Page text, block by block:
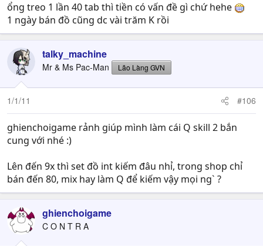
ổng treo 1 lần 40 tab thì tiền có vấn đề gì chứ hehe
1 ngày bán đồ cũng dc vài trăm K rồi
talky_machine
Mr & Ms Pac-Man Lão Làng GVN
1/1/11 #106
ghienchoigame rảnh giúp mình làm cái Q skill 2 bắn
cung với nhé :)
Lên đến 9x thì set đồ int kiếm đâu nhỉ, trong shop chỉ
bán đến 80, mix hay làm Q để kiếm vậy mọi ng` ?
ghienchoigame
C O N T R A